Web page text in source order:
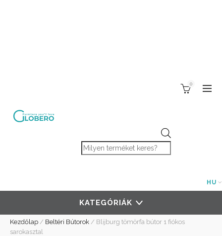
Products search
0
HU
KATEGÓRIÁK
Kezdőlap / Beltéri Bútorok / Blijburg tömörfa bútor 1 fiókos
sarokasztal